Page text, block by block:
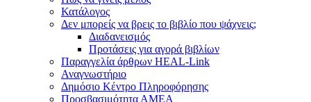
Κατάλογος
Δεν μπορείς να βρεις το βιβλίο που ψάχνεις;
Διαδανεισμός
Προτάσεις για αγορά βιβλίων
Παραγγελία άρθρων HEAL-Link
Αναγνωστήριο
Δημόσιο Κέντρο Πληροφόρησης
Προσβασιμότητα ΑΜΕΑ